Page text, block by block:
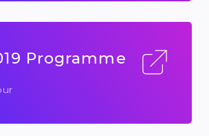
Programme